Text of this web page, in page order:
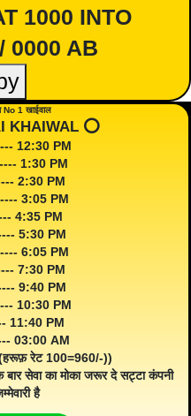
1000 INTO
0000 AB
No 1 खाईवाल
KHAIWAL ⭕️
--- 12:30 PM
---- 1:30 PM
2:30 PM
3:05 PM
4:35 PM
5:30 PM
6:05 PM
7:30 PM
9:40 PM
10:30 PM
11:40 PM
03:00 AM
रेट 100=960/-))
सेवा का मोका जरूर दे सट्टा कंपनी
है